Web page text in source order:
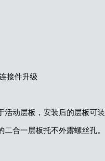
接件升级
活动层板，安装后的层板可装
合一层板托不外露螺丝孔